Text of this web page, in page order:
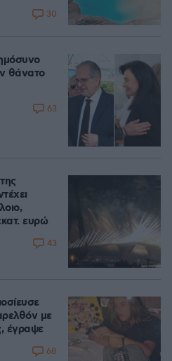
30
θάνατο
63
ευρώ
43
με
έγραψε
68